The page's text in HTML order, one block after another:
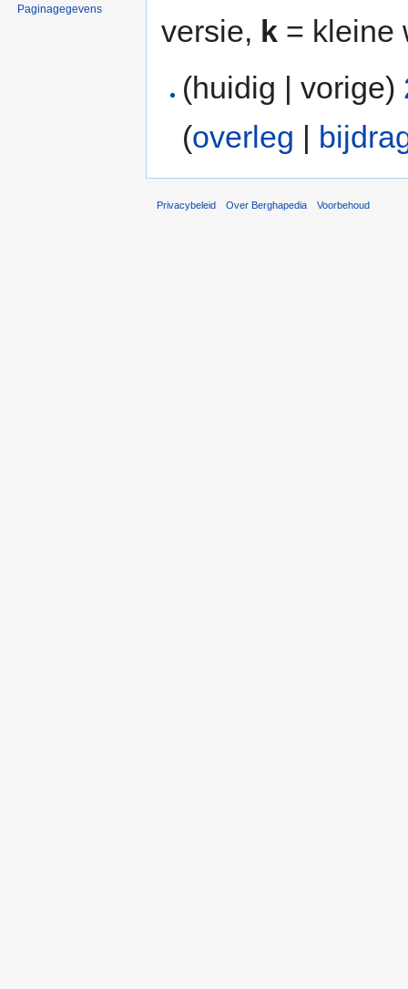
versie, k = kleine
(huidig | vorige)
(overleg |
Paginagegevens
Privacybeleid Over Berghapedia Voorbehoud